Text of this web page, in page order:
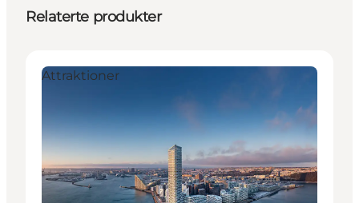
Relaterte produkter
Attraktioner